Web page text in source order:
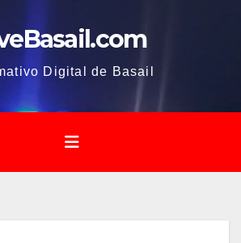
Digital de Basail